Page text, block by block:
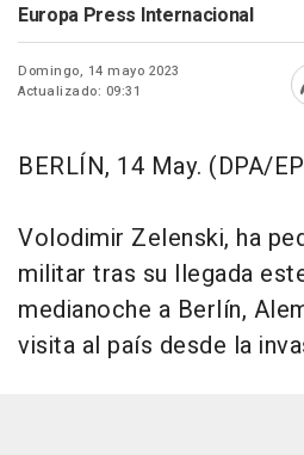
Europa Press Internacional
Domingo, 14 mayo 2023
Actualizado: 09:31
BERLÍN, 14 May. (DPA/
Volodimir Zelenski, ha
militar tras su llegada
medianoche a Berlín,
visita al país desde la